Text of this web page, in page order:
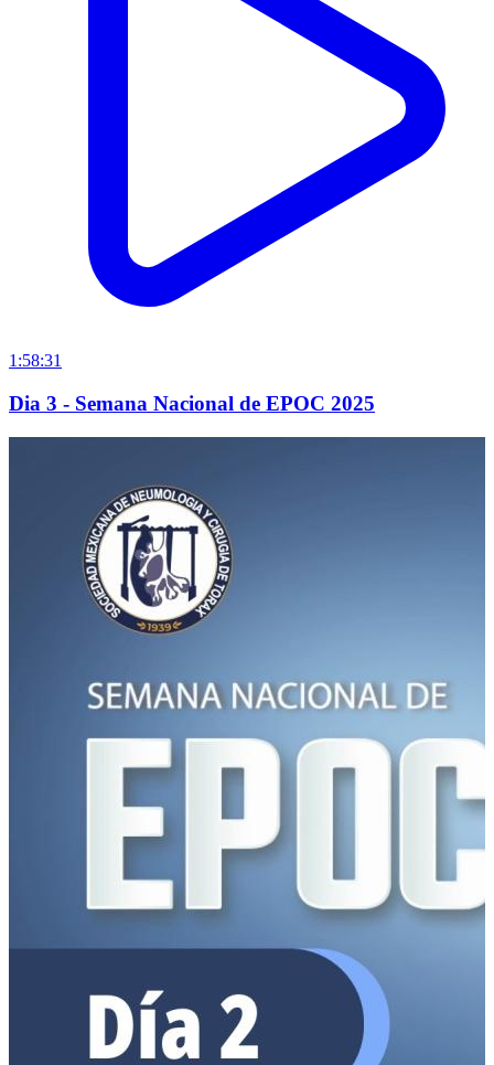
1:58:31
Dia 3 - Semana Nacional de EPOC 2025